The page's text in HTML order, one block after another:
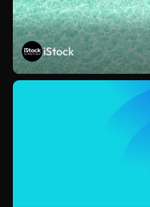
iStock